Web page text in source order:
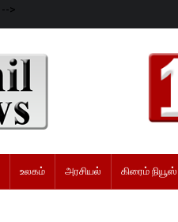
-->
உலகம் அரசியல் கிரைம் நியூஸ்